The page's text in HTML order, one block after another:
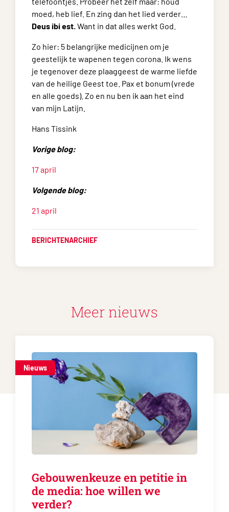
moed, heb lief. En zing dan het lied verder…
Deus ibi est.Want in dat alles werkt God.
Zo hier: 5 belangrijke medicijnen om je
geestelijk te wapenen tegen corona. Ik wens
je tegenover deze plaaggeest de warme liefde
van de heilige Geest toe. Pax et bonum (vrede
en alle goeds). Zo en nu ben ik aan het eind
van mijn Latijn.
Hans Tissink
Vorige blog:
17 april
Volgende blog:
21 april
BERICHTENARCHIEF
Meer nieuws
Nieuws
Gebouwenkeuze en petitie in
de media: hoe willen we
verder?